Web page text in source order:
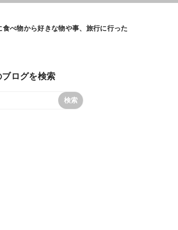
べ物から好きな物や事、旅行に行った
ブログを検索